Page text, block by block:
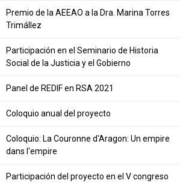
Premio de la AEEAO a la Dra. Marina Torres
Trimállez
Participación en el Seminario de Historia
Social de la Justicia y el Gobierno
Panel de REDIF en RSA 2021
Coloquio anual del proyecto
Coloquio: La Couronne d'Aragon: Un empire
dans l'empire
Participación del proyecto en el V congreso